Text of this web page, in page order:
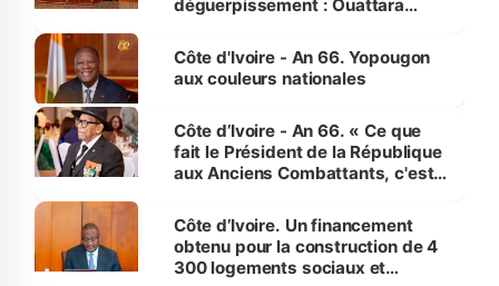
déguerpissement : Ouattara
l'Etat de droit pour préserver les
vies humaines »
Côte d'Ivoire - An 66. Yopougon
aux couleurs nationales
Côte d’Ivoire - An 66. « Ce que
fait le Président de la République
aux Anciens Combattants, c'est
Côte d’Ivoire. Un financement
obtenu pour la construction de 4
300 logements sociaux et